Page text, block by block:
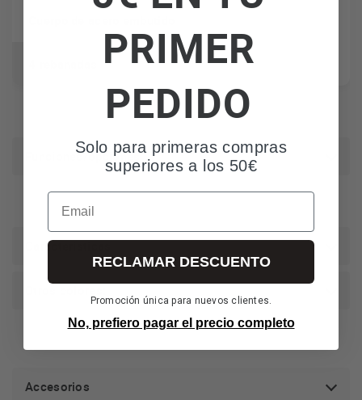
Funciones/opciones
Características
Accesorios
PRIMER
PEDIDO
Solo para primeras compras
superiores a los 50€
Email
RECLAMAR DESCUENTO
Promoción única para nuevos clientes.
No, prefiero pagar el precio completo